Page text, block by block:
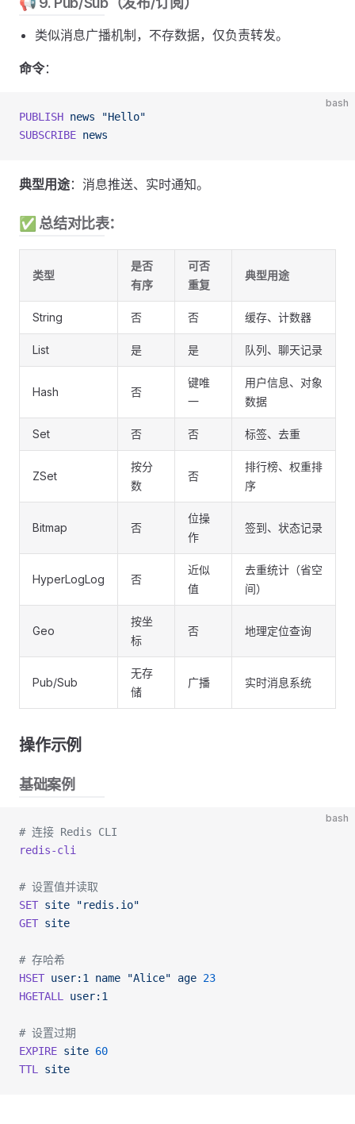
类似消息广播机制，不存数据，仅负责转发。
命令：
bash
PUBLISH news "Hello"
SUBSCRIBE news
典型用途：消息推送、实时通知。
✅ 总结对比表：
类型
是否
有序
可否
重复
典型用途
String 否 否 缓存、计数器
List 是 是 队列、聊天记录
Hash 否
键唯
一
用户信息、对象
数据
Set 否 否 标签、去重
ZSet
按分
数
否
排行榜、权重排
序
Bitmap 否
位操
作
签到、状态记录
HyperLogLog 否
近似
值
去重统计（省空
间）
Geo
按坐
标
否 地理定位查询
Pub/Sub
无存
储
广播 实时消息系统
操作示例
基础案例
bash
# 连接 Redis CLI
redis-cli
# 设置值并读取
SET site "redis.io"
GET site
# 存哈希
HSET user:1 name "Alice" age 23
HGETALL
user:1
# 设置过期
EXPIRE site 60
TTL
site